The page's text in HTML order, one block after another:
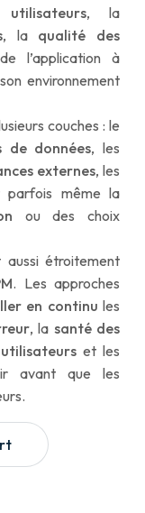
, la
, la qualité des
l’application à
environnement
couches : le
de données, les
externes, les
même la
ou des choix
étroitement
. Les approches
en continu les
, la santé des
et les
avant que les